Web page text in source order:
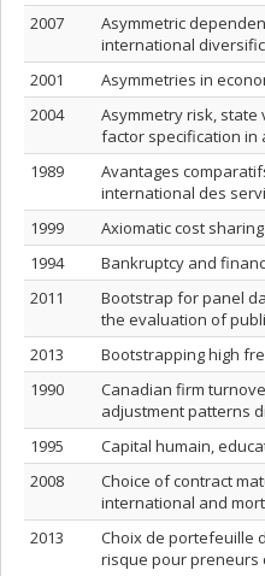
2007
Asymmetric
international
2001
Asymmetries in
2004
Asymmetry risk,
factor specification in
1989
Avantages
international des
1999
Axiomatic cost sharing
1994
Bankruptcy and
2011
Bootstrap for panel
the evaluation of
2013
Bootstrapping high
1990
Canadian firm
adjustment patterns
1995
Capital humain,
2008
Choice of contract
international and
2013
Choix de portefeuille
risque pour preneurs